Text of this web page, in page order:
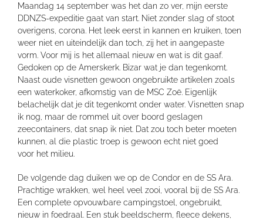
Maandag 14 september was het dan zo ver, mijn eerste
DDNZS-expeditie gaat van start. Niet zonder slag of stoot
overigens, corona. Het leek eerst in kannen en kruiken, toen
weer niet en uiteindelijk dan toch, zij het in aangepaste
vorm. Voor mij is het allemaal nieuw en wat is dit gaaf.
Gedoken op de Amerskerk. Bizar wat je dan tegenkomt.
Naast oude visnetten gewoon ongebruikte artikelen zoals
een waterkoker, afkomstig van de MSC Zoë. Eigenlijk
belachelijk dat je dit tegenkomt onder water. Visnetten snap
ik nog, maar de rommel uit over boord geslagen
zeecontainers, dat snap ik niet. Dat zou toch beter moeten
kunnen, al die plastic troep is gewoon echt niet goed
voor het milieu.
De volgende dag duiken we op de Condor en de SS Ara.
Prachtige wrakken, wel heel veel zooi, vooral bij de SS Ara.
Een complete opvouwbare campingstoel, ongebruikt,
nieuw in foedraal. Een stuk beeldscherm, fleece dekens,